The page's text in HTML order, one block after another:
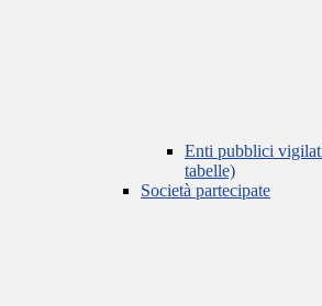
Enti pubblici
tabelle)
Società partecipate